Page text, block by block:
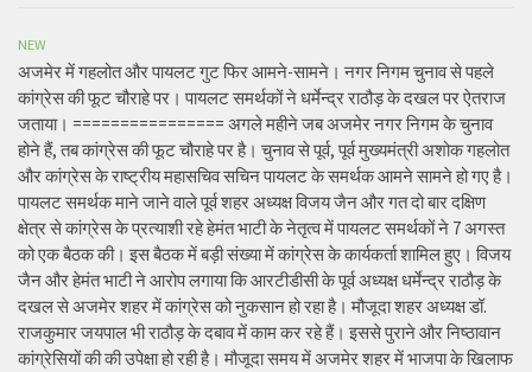
NEW
अजमेर में गहलोत और पायलट गुट फिर आमने-सामने। नगर निगम चुनाव से पहले
कांग्रेस की फूट चौराहे पर। पायलट समर्थकों ने धर्मेन्द्र राठौड़ के दखल पर ऐतराज
जताया। ================ अगले महीने जब अजमेर नगर निगम के चुनाव
होने हैं, तब कांग्रेस की फूट चौराहे पर है। चुनाव से पूर्व, पूर्व मुख्यमंत्री अशोक गहलोत
और कांग्रेस के राष्ट्रीय महासचिव सचिन पायलट के समर्थक आमने सामने हो गए है।
पायलट समर्थक माने जाने वाले पूर्व शहर अध्यक्ष विजय जैन और गत दो बार दक्षिण
क्षेत्र से कांग्रेस के प्रत्याशी रहे हेमंत भाटी के नेतृत्व में पायलट समर्थकों ने 7 अगस्त
को एक बैठक की। इस बैठक में बड़ी संख्या में कांग्रेस के कार्यकर्ता शामिल हुए। विजय
जैन और हेमंत भाटी ने आरोप लगाया कि आरटीडीसी के पूर्व अध्यक्ष धर्मेन्द्र राठौड़ के
दखल से अजमेर शहर में कांग्रेस को नुकसान हो रहा है। मौजूदा शहर अध्यक्ष डॉ.
राजकुमार जयपाल भी राठौड़ के दबाव में काम कर रहे हैं। इससे पुराने और निष्ठावान
कांग्रेसियों की की उपेक्षा हो रही है। मौजूदा समय में अजमेर शहर में भाजपा के खिलाफ